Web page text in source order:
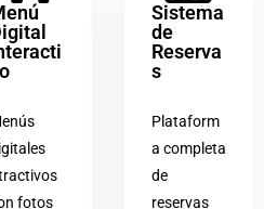
fotos
Sistema
de
Reserva
s
Plataform
a completa
de
reservas